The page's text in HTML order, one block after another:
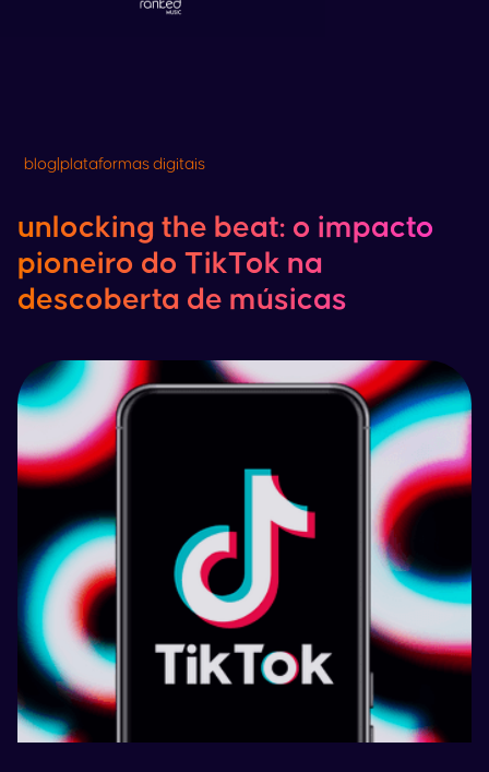
blog plataformas digitais
unlocking the beat: o impacto
pioneiro do TikTok na
descoberta de músicas